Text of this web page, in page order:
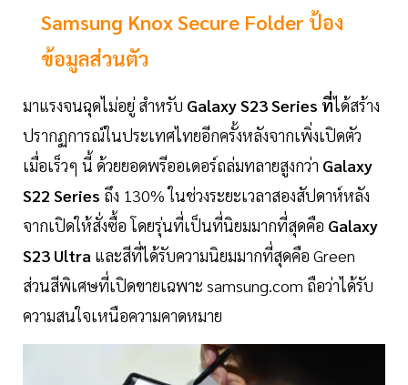
Samsung Knox Secure Folder ป้อง
ข้อมูลส่วนตัว
มาแรงจนฉุดไม่อยู่ สำหรับ Galaxy S23 Series ที่ได้สร้าง
ปรากฏการณ์ในประเทศไทยอีกครั้งหลังจากเพิ่งเปิดตัว
เมื่อเร็วๆ นี้ ด้วยยอดพรีออเดอร์ถล่มทลายสูงกว่า Galaxy
S22 Series ถึง 130% ในช่วงระยะเวลาสองสัปดาห์หลัง
จากเปิดให้สั่งซื้อ โดยรุ่นที่เป็นที่นิยมมากที่สุดคือ Galaxy
S23 Ultra และสีที่ได้รับความนิยมมากที่สุดคือ Green
ส่วนสีพิเศษที่เปิดขายเฉพาะ samsung.com ถือว่าได้รับ
ความสนใจเหนือความคาดหมาย